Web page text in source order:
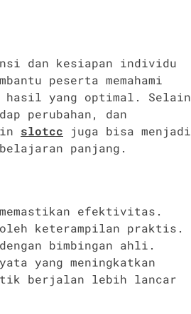
dan kesiapan individu
peserta memahami
hasil yang optimal. Selain
perubahan, dan
slotcc juga bisa menjadi
panjang.
memastikan efektivitas.
keterampilan praktis.
bimbingan ahli.
yang meningkatkan
berjalan lebih lancar